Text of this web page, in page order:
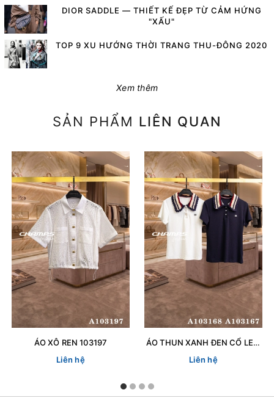
DIOR SADDLE — THIẾT KẾ ĐẸP TỪ CẢM HỨNG
"XẤU"
TOP 9 XU HƯỚNG THỜI TRANG THU-ĐÔNG 2020
Xem thêm
SẢN PHẨM LIÊN QUAN
ÁO XÔ REN 103197
Liên hệ
ÁO THUN XANH ĐEN CỔ LEN 103167
Liên hệ